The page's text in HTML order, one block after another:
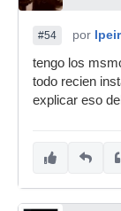
#54 por
tengo los
todo recien
explicar eso